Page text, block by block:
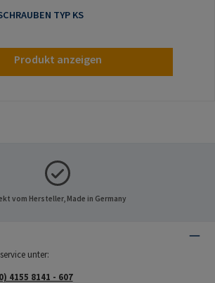
TYP KS
Produkt anzeigen
vom Hersteller, Made in Germany
unter:
4155 8141 - 607